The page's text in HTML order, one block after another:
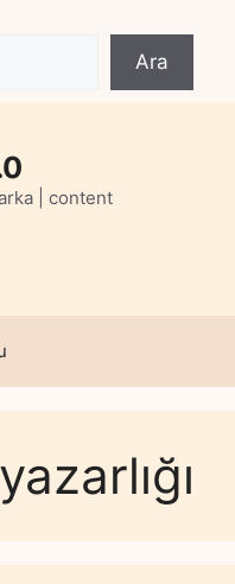
Ara
| content